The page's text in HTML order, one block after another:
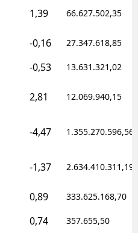
1,39 66.627.502,35
-0,16 27.347.618,85
-0,53 13.631.321,02
2,81 12.069.940,15
-4,47 1.355.270.596,56
-1,37 2.634.410.311,19
0,89 333.625.168,70
0,74 357.655,50